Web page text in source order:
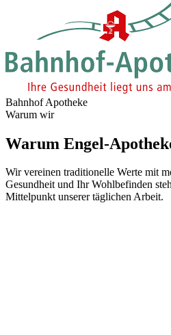
Bahnhof Apotheke
Warum wir
Warum Engel-
Wir vereinen traditionelle Werte mit
Gesundheit und Ihr Wohlbefinden
Mittelpunkt unserer täglichen Arbeit.